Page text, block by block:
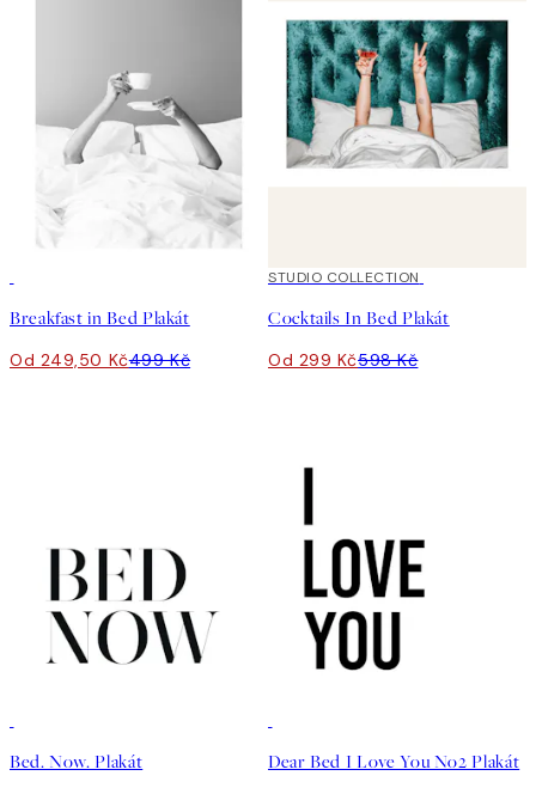
Breakfast in Bed Plakát
Od 249,50 Kč499 Kč
50%*
STUDIO COLLECTION
Cocktails In Bed Plakát
Od 299 Kč598 Kč
Bed. Now. Plakát Dear Bed I Love You No2 Plakát